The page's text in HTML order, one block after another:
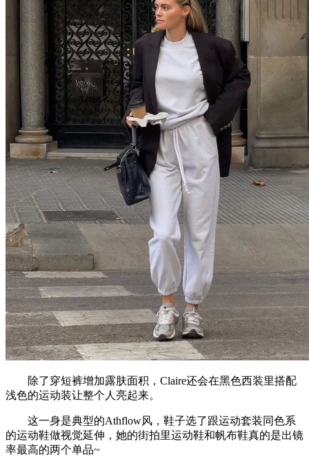
除了穿短裤增加露肤面积，Claire还会在黑色西装里搭配
浅色的运动装让整个人亮起来。
这一身是典型的Athflow风，鞋子选了跟运动套装同色系
的运动鞋做视觉延伸，她的街拍里运动鞋和帆布鞋真的是出镜
率最高的两个单品~